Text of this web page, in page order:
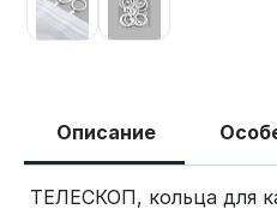
Описание
ТЕЛЕСКОП, кольца для